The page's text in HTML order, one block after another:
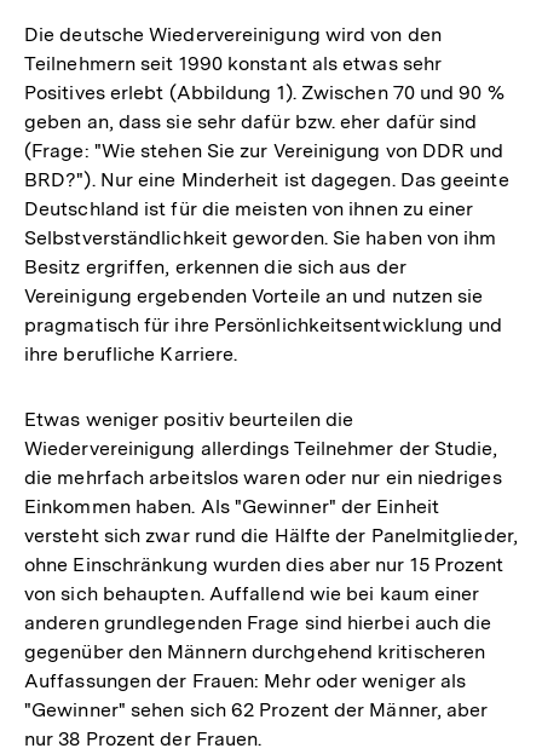
Die deutsche Wiedervereinigung wird von den
Teilnehmern seit 1990 konstant als etwas sehr
Positives erlebt (Abbildung 1). Zwischen 70 und 90 %
geben an, dass sie sehr dafür bzw. eher dafür sind
(Frage: "Wie stehen Sie zur Vereinigung von DDR und
BRD?"). Nur eine Minderheit ist dagegen. Das geeinte
Deutschland ist für die meisten von ihnen zu einer
Selbstverständlichkeit geworden. Sie haben von ihm
Besitz ergriffen, erkennen die sich aus der
Vereinigung ergebenden Vorteile an und nutzen sie
pragmatisch für ihre Persönlichkeitsentwicklung und
ihre berufliche Karriere.
Etwas weniger positiv beurteilen die
Wiedervereinigung allerdings Teilnehmer der Studie,
die mehrfach arbeitslos waren oder nur ein niedriges
Einkommen haben. Als "Gewinner" der Einheit
versteht sich zwar rund die Hälfte der Panelmitglieder,
ohne Einschränkung wurden dies aber nur 15 Prozent
von sich behaupten. Auffallend wie bei kaum einer
anderen grundlegenden Frage sind hierbei auch die
gegenüber den Männern durchgehend kritischeren
Auffassungen der Frauen: Mehr oder weniger als
"Gewinner" sehen sich 62 Prozent der Männer, aber
nur 38 Prozent der Frauen.